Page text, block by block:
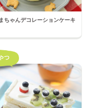
ちゃんデコレーションケーキ